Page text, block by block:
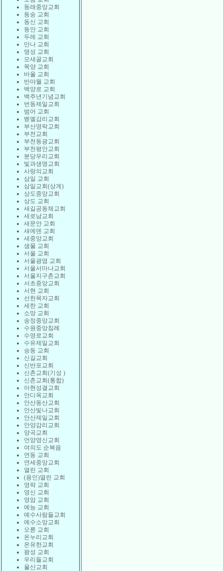
동래중앙교회
동숭 교회
동신 교회
동안 교회
두레 교회
만나 교회
명성 교회
모새골교회
목양 교회
바울 교회
반야월 교회
백양로 교회
백주년기념교회
번동제일교회
범어 교회
벧엘감리교회
부산영락교회
부전교회
부천동광교회
부천평안교회
분당우리교회
빛과생명교회
사랑의교회
삼일 교회
삼일교회(상계)
상도중앙교회
상도 교회
새길공동체교회
새로남교회
새문안 교회
새에덴 교회
새중앙교회
샘물 교회
서울 교회
서울광염 교회
서울서마나교회
서울지구촌교회
서초중앙교회
서현 교회
선한목자교회
세한 교회
소망 교회
송정중앙교회
수원중앙침례
수영로교회
수유제일교회
승동 교회
신길교회
신반포교회
신촌교회(기성 )
신촌교회(통합)
아현성결교회
안디옥교회
안산동산교회
안산빛나교회
안산제일교회
안양감리교회
양곡교회
언양영신교회
여의도 순복음
연동 교회
연세중앙교회
열린 교회
(용인)열린 교회
영락 교회
영신 교회
영암 교회
예능 교회
예수사람들교회
예수소망교회
오륜 교회
온누리교회
온유한교회
왕성 교회
우리들교회
울산교회